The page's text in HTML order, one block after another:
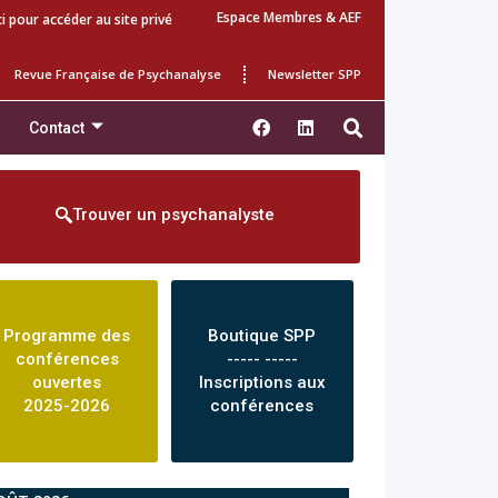
pour accéder au site privé Espace Membres & AEF
Revue Française de Psychanalyse Newsletter SPP
Contact
Trouver un psychanalyste
Programme des
conférences
ouvertes
2025-2026
Boutique SPP
----- -----
Inscriptions aux
conférences